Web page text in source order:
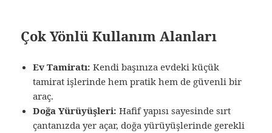
Çok Yönlü Kullanım Alanları
Ev Tamiratı: Kendi başınıza evdeki küçük
tamirat işlerinde hem pratik hem de güvenli bir
araç.
Doğa Yürüyüşleri: Hafif yapısı sayesinde sırt
çantanızda yer açar, doğa yürüyüşlerinde gerekli